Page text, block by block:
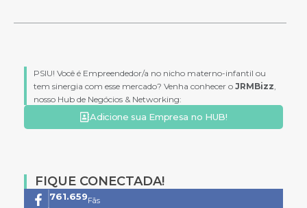
PSIU! Você é Empreendedor/a no nicho materno-infantil ou
tem sinergia com esse mercado? Venha conhecer o JRMBizz,
nosso Hub de Negócios & Networking:
Adicione sua Empresa no HUB!
FIQUE CONECTADA!
761.659Fãs